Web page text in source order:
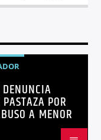
NOTICIAS
POR
A MENOR